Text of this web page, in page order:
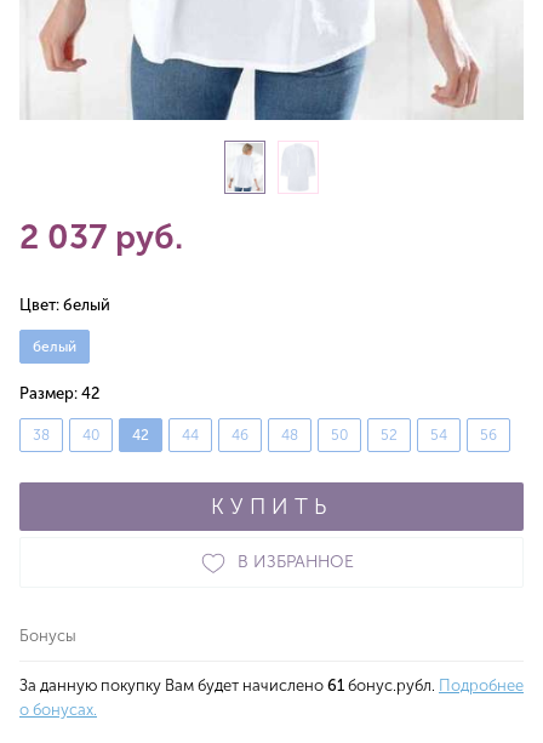
2 037 руб.
Цвет: белый
белый
Размер: 42
38 40 42 44 46 48 50 52 54 56
КУПИТЬ
В ИЗБРАННОЕ
Бонусы
За данную покупку Вам будет начислено 61 бонус.рубл. Подробнее
о бонусах.